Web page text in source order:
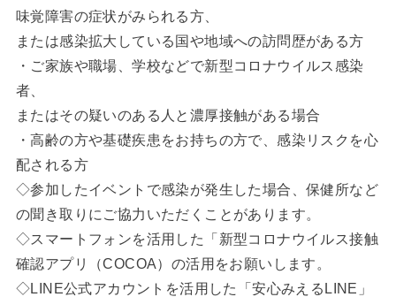
味覚障害の症状がみられる方、
または感染拡大している国や地域への訪問歴がある方
・ご家族や職場、学校などで新型コロナウイルス感染
者、
またはその疑いのある人と濃厚接触がある場合
・高齢の方や基礎疾患をお持ちの方で、感染リスクを心
配される方
◇参加したイベントで感染が発生した場合、保健所など
の聞き取りにご協力いただくことがあります。
◇スマートフォンを活用した「新型コロナウイルス接触
確認アプリ（COCOA）の活用をお願いします。
◇LINE公式アカウントを活用した「安心みえるLINE」